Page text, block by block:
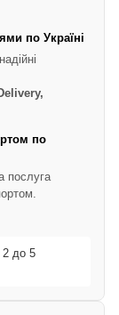
по Україні
по
послуга
2 до 5